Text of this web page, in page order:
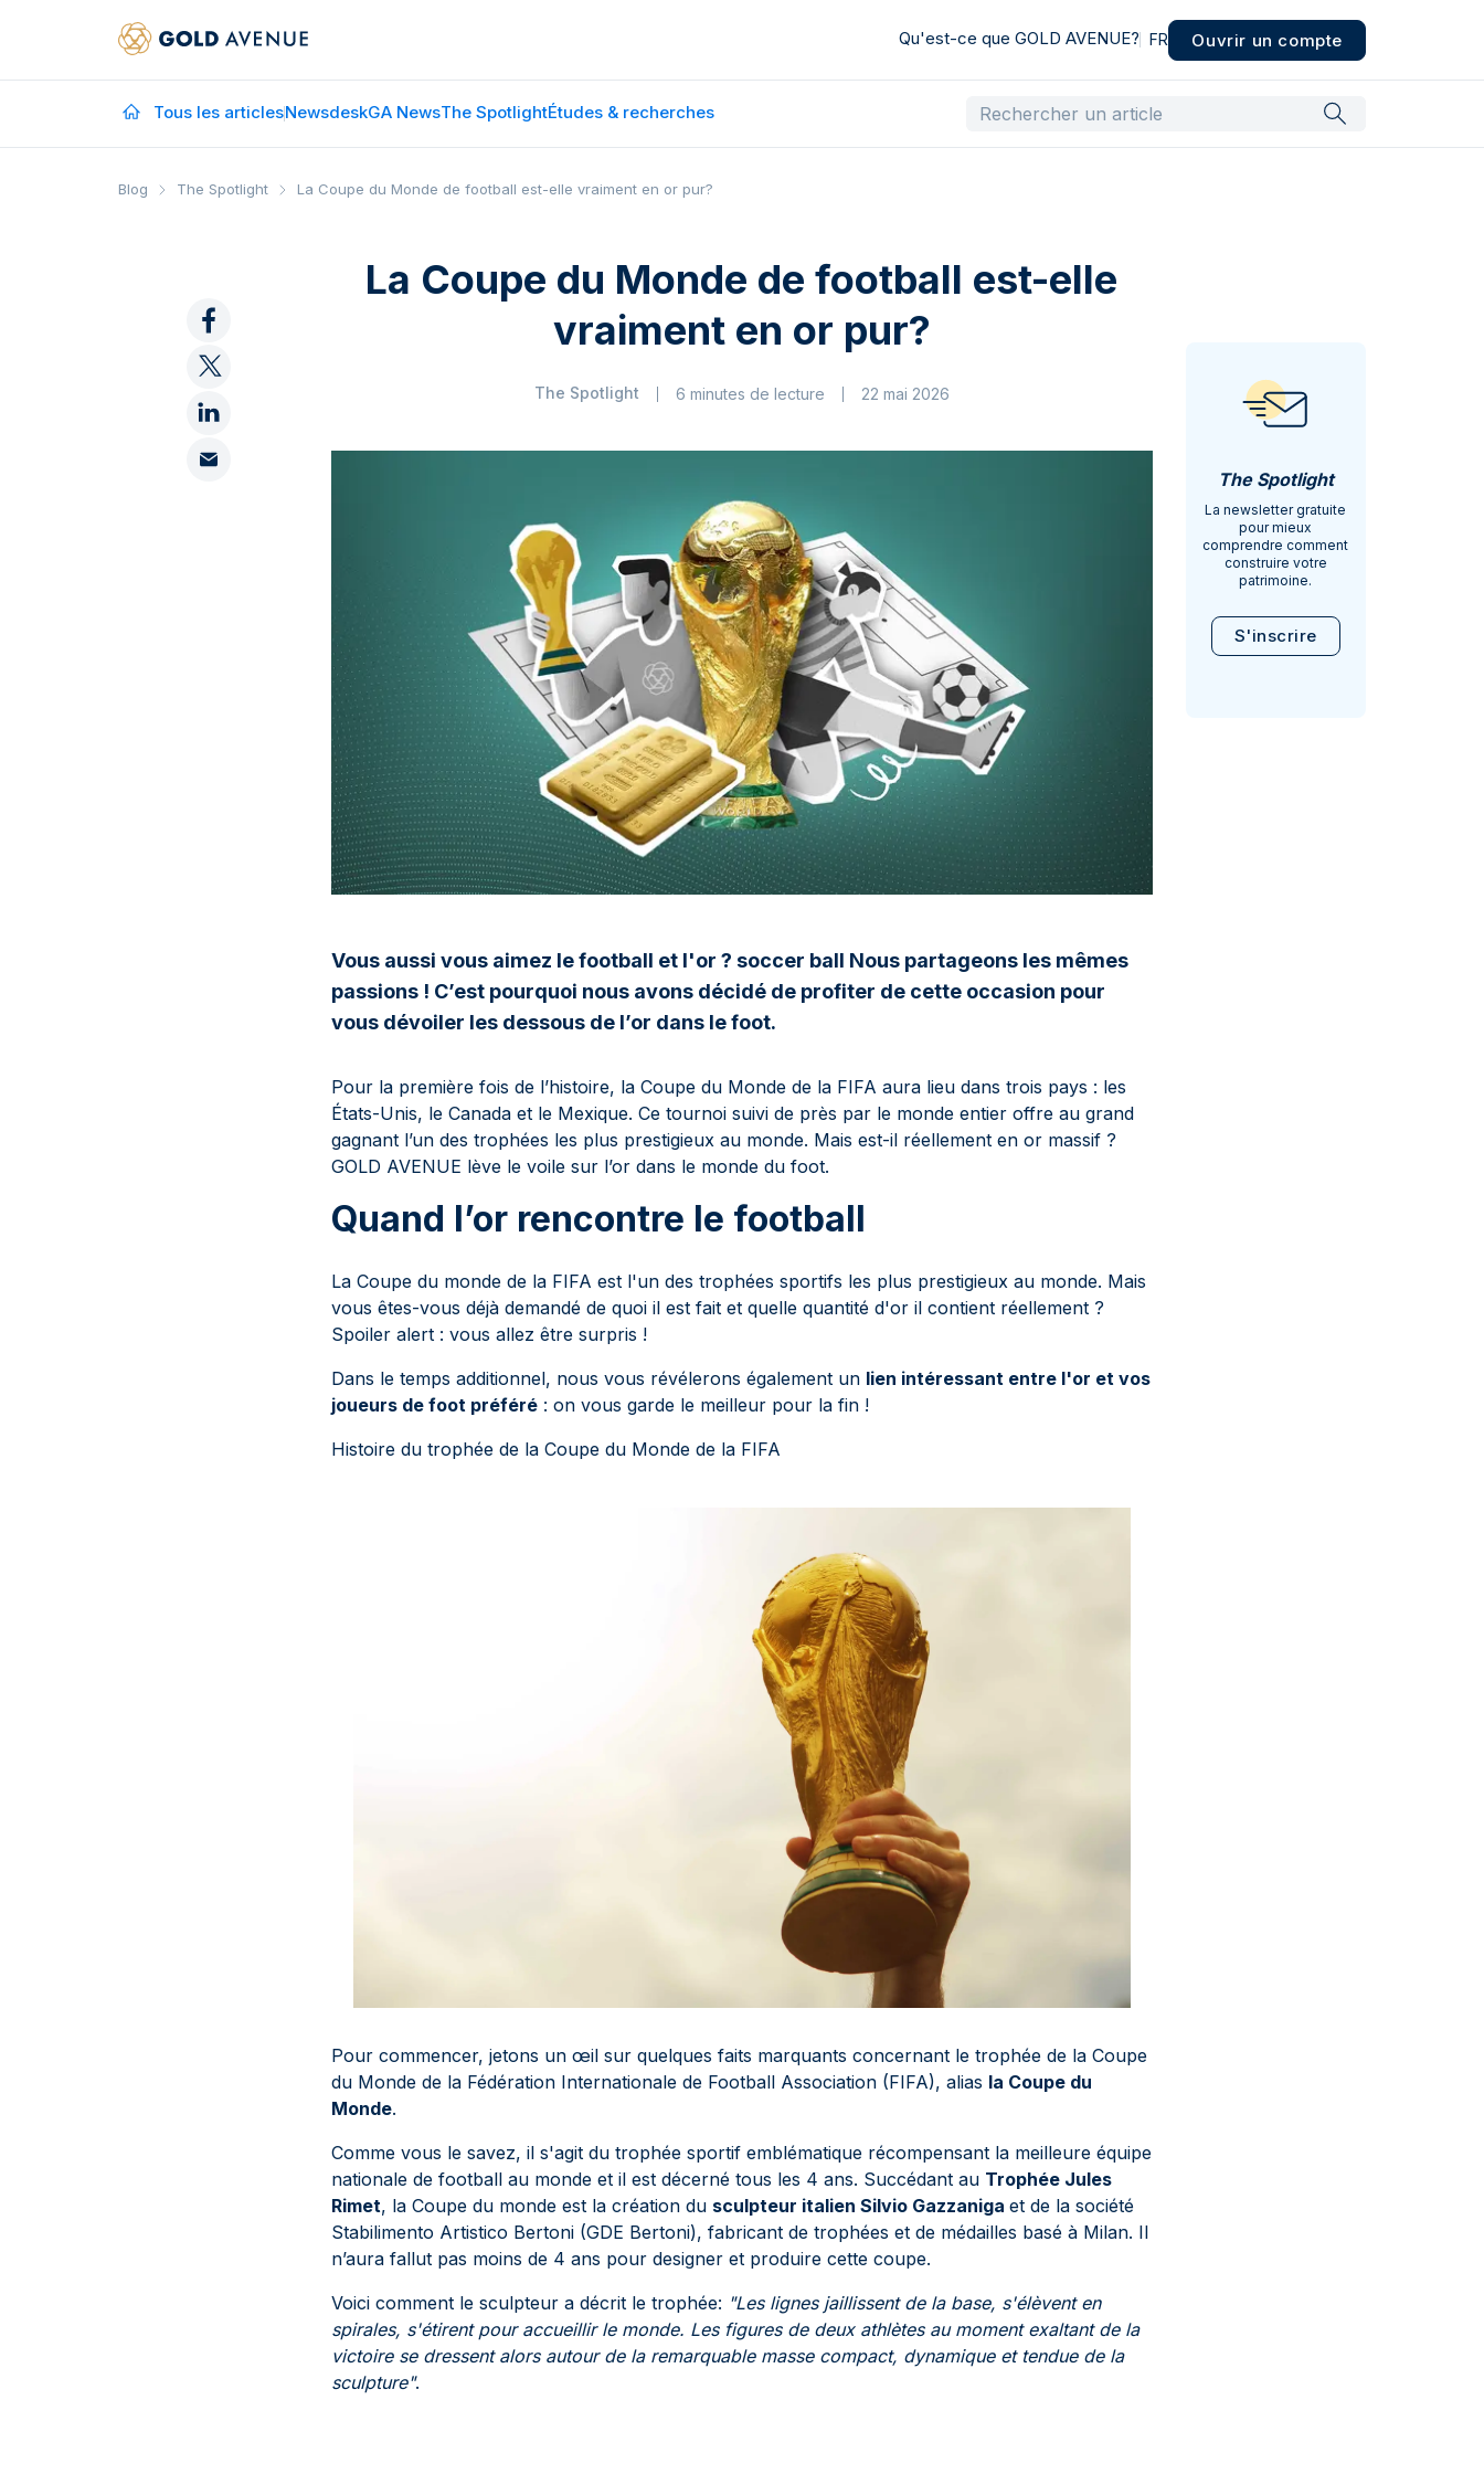
Qu'est-ce que GOLD AVENUE? FR Ouvrir un compte
Tous les articlesNewsdeskGA NewsThe SpotlightÉtudes & recherches
Blog The Spotlight La Coupe du Monde de football est-elle vraiment en or pur?
La Coupe du Monde de football est-elle
vraiment en or pur?
The Spotlight 6 minutes de lecture 22 mai 2026
Vous aussi vous aimez le football et l'or ? soccer ball Nous partageons les mêmes
passions ! C’est pourquoi nous avons décidé de profiter de cette occasion pour
vous dévoiler les dessous de l’or dans le foot.
Pour la première fois de l’histoire, la Coupe du Monde de la FIFA aura lieu dans trois pays : les
États-Unis, le Canada et le Mexique. Ce tournoi suivi de près par le monde entier offre au grand
gagnant l’un des trophées les plus prestigieux au monde. Mais est-il réellement en or massif ?
GOLD AVENUE lève le voile sur l’or dans le monde du foot.
Quand l’or rencontre le football
La Coupe du monde de la FIFA est l'un des trophées sportifs les plus prestigieux au monde. Mais
vous êtes-vous déjà demandé de quoi il est fait et quelle quantité d'or il contient réellement ?
Spoiler alert : vous allez être surpris !
Dans le temps additionnel, nous vous révélerons également un lien intéressant entre l'or et vos
joueurs de foot préféré : on vous garde le meilleur pour la fin !
Histoire du trophée de la Coupe du Monde de la FIFA
Pour commencer, jetons un œil sur quelques faits marquants concernant le trophée de la Coupe
du Monde de la Fédération Internationale de Football Association (FIFA), alias la Coupe du
Monde.
Comme vous le savez, il s'agit du trophée sportif emblématique récompensant la meilleure équipe
nationale de football au monde et il est décerné tous les 4 ans. Succédant au Trophée Jules
Rimet, la Coupe du monde est la création du sculpteur italien Silvio Gazzanigaet de la société
Stabilimento Artistico Bertoni (GDE Bertoni), fabricant de trophées et de médailles basé à Milan. Il
n’aura fallut pas moins de 4 ans pour designer et produire cette coupe.
Voici comment le sculpteur a décrit le trophée: "Les lignes jaillissent de la base, s'élèvent en
spirales, s'étirent pour accueillir le monde. Les figures de deux athlètes au moment exaltant de la
victoire se dressent alors autour de la remarquable masse compact, dynamique et tendue de la
sculpture".
The Spotlight
La newsletter gratuite
pour mieux
comprendre comment
construire votre
patrimoine.
S'inscrire